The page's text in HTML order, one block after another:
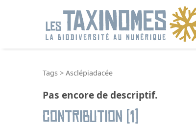
Tags > Asclépiadacée
Pas encore de descriptif.
Contribution (1)